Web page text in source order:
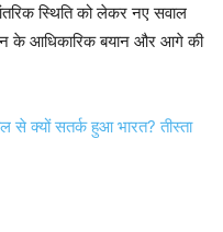
स्थिति को लेकर नए सवाल
के आधिकारिक बयान और आगे की
से क्यों सतर्क हुआ भारत? तीस्ता